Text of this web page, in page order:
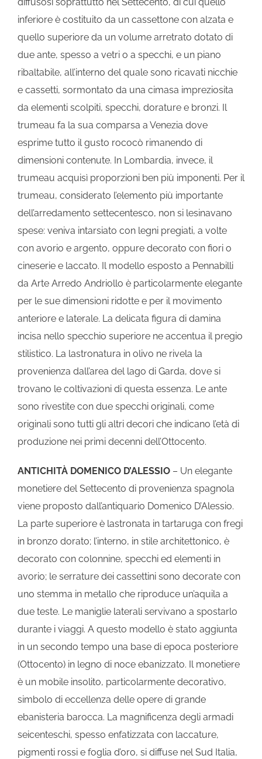
diffusosi soprattutto nel Settecento, di cui quello
inferiore è costituito da un cassettone con alzata e
quello superiore da un volume arretrato dotato di
due ante, spesso a vetri o a specchi, e un piano
ribaltabile, all’interno del quale sono ricavati nicchie
e cassetti, sormontato da una cimasa impreziosita
da elementi scolpiti, specchi, dorature e bronzi. Il
trumeau fa la sua comparsa a Venezia dove
esprime tutto il gusto rococò rimanendo di
dimensioni contenute. In Lombardia, invece, il
trumeau acquisì proporzioni ben più imponenti. Per il
trumeau, considerato l’elemento più importante
dell’arredamento settecentesco, non si lesinavano
spese: veniva intarsiato con legni pregiati, a volte
con avorio e argento, oppure decorato con fiori o
cineserie e laccato. Il modello esposto a Pennabilli
da Arte Arredo Andriollo è particolarmente elegante
per le sue dimensioni ridotte e per il movimento
anteriore e laterale. La delicata figura di damina
incisa nello specchio superiore ne accentua il pregio
stilistico. La lastronatura in olivo ne rivela la
provenienza dall’area del lago di Garda, dove si
trovano le coltivazioni di questa essenza. Le ante
sono rivestite con due specchi originali, come
originali sono tutti gli altri decori che indicano l’età di
produzione nei primi decenni dell’Ottocento.
ANTICHITÀ DOMENICO D’ALESSIO– Un elegante
monetiere del Settecento di provenienza spagnola
viene proposto dall’antiquario Domenico D’Alessio.
La parte superiore è lastronata in tartaruga con fregi
in bronzo dorato; l’interno, in stile architettonico, è
decorato con colonnine, specchi ed elementi in
avorio; le serrature dei cassettini sono decorate con
uno stemma in metallo che riproduce un’aquila a
due teste. Le maniglie laterali servivano a spostarlo
durante i viaggi. A questo modello è stato aggiunta
in un secondo tempo una base di epoca posteriore
(Ottocento) in legno di noce ebanizzato. Il monetiere
è un mobile insolito, particolarmente decorativo,
simbolo di eccellenza delle opere di grande
ebanisteria barocca. La magnificenza degli armadi
seicenteschi, spesso enfatizzata con laccature,
pigmenti rossi e foglia d’oro, si diffuse nel Sud Italia,